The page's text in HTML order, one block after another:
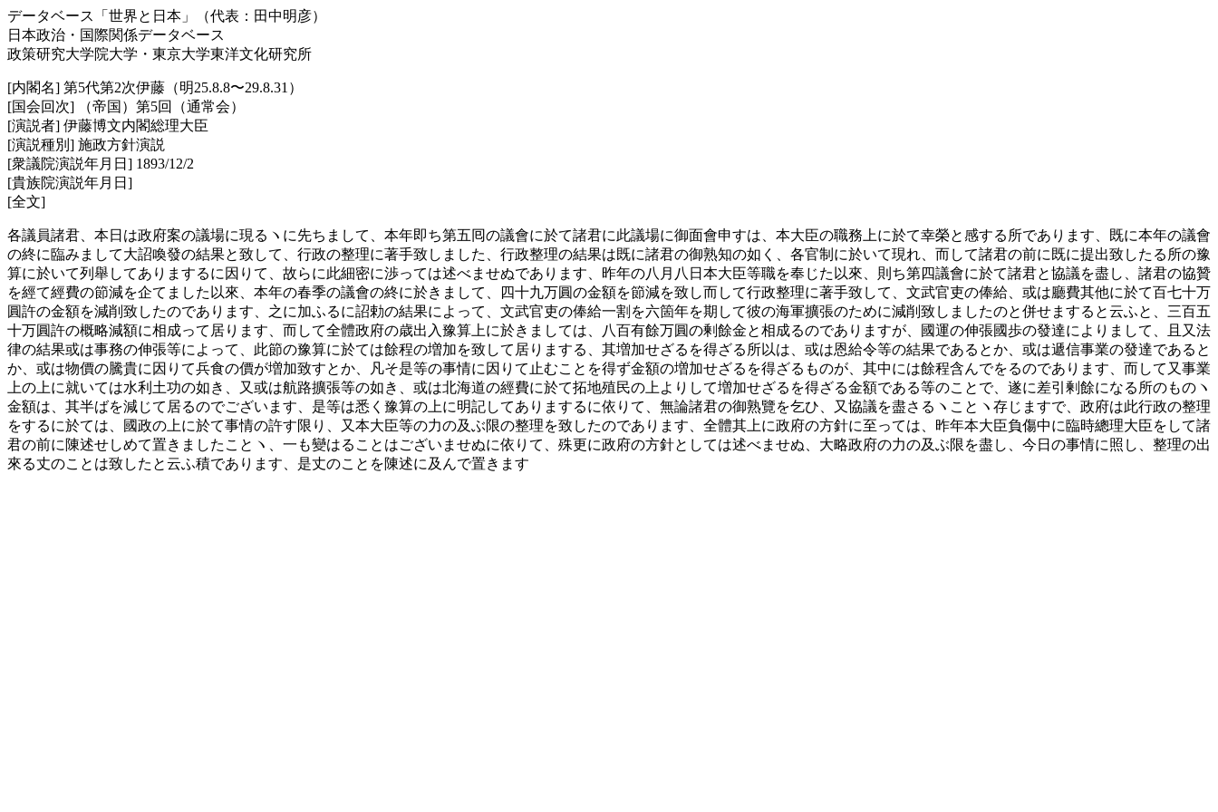
データベース「世界と日本」（代表：田中明彦）
日本政治・国際関係データベース
政策研究大学院大学・東京大学東洋文化研究所
[内閣名] 第5代第2次伊藤（明25.8.8〜29.8.31）
[国会回次] （帝国）第5回（通常会）
[演説者] 伊藤博文内閣総理大臣
[演説種別] 施政方針演説
[衆議院演説年月日] 1893/12/2
[貴族院演説年月日]
[全文]
各議員諸君、本日は政府案の議場に現るヽに先ちまして、本年即ち第五囘の議會に於て諸君に此議場に御面會申すは、本大臣の職務上に於て幸榮と感する所であります、既に本年の議會
の終に臨みまして大詔喚發の結果と致して、行政の整理に著手致しました、行政整理の結果は既に諸君の御熟知の如く、各官制に於いて現れ、而して諸君の前に既に提出致したる所の豫
算に於いて列舉してありまするに因りて、故らに此細密に渉っては述べませぬであります、昨年の八月八日本大臣等職を奉じた以來、則ち第四議會に於て諸君と協議を盡し、諸君の協贊
を經て經費の節減を企てました以來、本年の春季の議會の終に於きまして、四十九万圓の金額を節減を致し而して行政整理に著手致して、文武官吏の俸給、或は廳費其他に於て百七十万
圓許の金額を減削致したのであります、之に加ふるに詔勅の結果によって、文武官吏の俸給一割を六箇年を期して彼の海軍擴張のために減削致しましたのと併せますると云ふと、三百五
十万圓許の概略減額に相成って居ります、而して全體政府の歳出入豫算上に於きましては、八百有餘万圓の剰餘金と相成るのでありますが、國運の伸張國歩の發達によりまして、且又法
律の結果或は事務の伸張等によって、此節の豫算に於ては餘程の増加を致して居りまする、其増加せざるを得ざる所以は、或は恩給令等の結果であるとか、或は遞信事業の發達であると
か、或は物價の騰貴に因りて兵食の價が増加致すとか、凡そ是等の事情に因りて止むことを得ず金額の増加せざるを得ざるものが、其中には餘程含んでをるのであります、而して又事業
上の上に就いては水利土功の如き、又或は航路擴張等の如き、或は北海道の經費に於て拓地殖民の上よりして増加せざるを得ざる金額である等のことで、遂に差引剰餘になる所のものヽ
金額は、其半ばを減じて居るのでございます、是等は悉く豫算の上に明記してありまするに依りて、無論諸君の御熟覽を乞ひ、又協議を盡さるヽことヽ存じますで、政府は此行政の整理
をするに於ては、國政の上に於て事情の許す限り、又本大臣等の力の及ぶ限の整理を致したのであります、全體其上に政府の方針に至っては、昨年本大臣負傷中に臨時總理大臣をして諸
君の前に陳述せしめて置きましたことヽ、一も變はることはございませぬに依りて、殊更に政府の方針としては述べませぬ、大略政府の力の及ぶ限を盡し、今日の事情に照し、整理の出
來る丈のことは致したと云ふ積であります、是丈のことを陳述に及んで置きます